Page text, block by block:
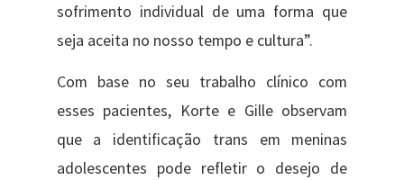
sofrimento individual de uma forma que
seja aceita no nosso tempo e cultura”.
Com base no seu trabalho clínico com
esses pacientes, Korte e Gille observam
que a identificação trans em meninas
adolescentes pode refletir o desejo de